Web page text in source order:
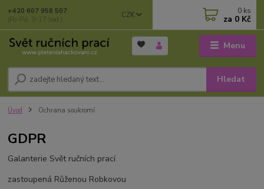
Menu
CZK
Hledat
+420 607 958 507
(Po-Pá, 9-17 hod.)
0 ks
za 0 Kč
Úvod Ochrana soukromí
GDPR
Galanterie Svět ručních prací
zastoupená Růženou Robkovou